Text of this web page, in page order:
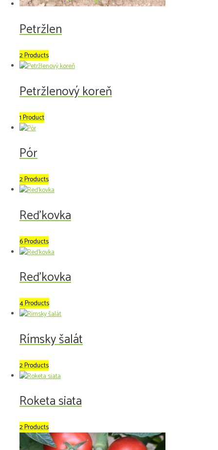
Petržlen
2 Products
Petržlenový koreň
1 Product
Pór
2 Products
Reďkovka
6 Products
Reďkovka
4 Products
Rímsky šalát
2 Products
Roketa siata
2 Products